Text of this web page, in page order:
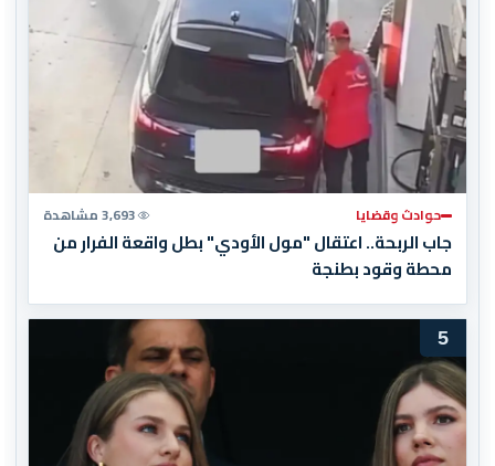
حوادث وقضايا 3,693 مشاهدة
جاب الربحة.. اعتقال "مول الأودي" بطل واقعة الفرار من
محطة وقود بطنجة
5